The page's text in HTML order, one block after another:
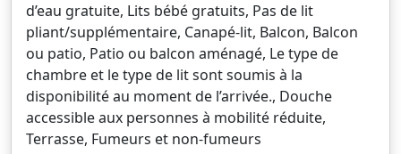
d’eau gratuite, Lits bébé gratuits, Pas de lit
pliant/supplémentaire, Canapé-lit, Balcon, Balcon
ou patio, Patio ou balcon aménagé, Le type de
chambre et le type de lit sont soumis à la
disponibilité au moment de l’arrivée., Douche
accessible aux personnes à mobilité réduite,
Terrasse, Fumeurs et non-fumeurs